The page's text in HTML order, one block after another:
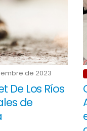
de 2023
De Los Ríos
de